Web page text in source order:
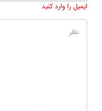
ایمیل را وارد کنید